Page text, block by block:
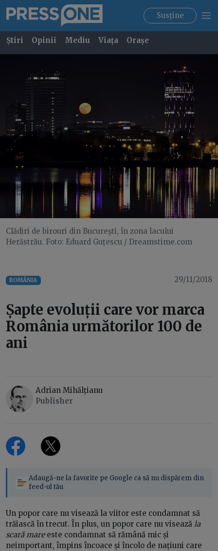
Susține
Știri Opinii Mediu Viața Orașe
Clădiri de birouri din București, în zona lacului
Herăstrău. Foto: Eduard Guțescu / Dreamstime.com
ROMÂNIA 29/11/2018
Șapte evoluții care vor marca
România următorilor 100 de
ani
Adrian Mihălțianu
Publisher
Adaugă-ne la favorite pe Google ca să nu dispărem din
feed-ul tău
Un popor care nu visează la viitor este condamnat să
trăiască în trecut. În plus, un popor care nu visează la
scară mareeste condamnat să rămână mic și
neimportant, împins încoace și încolo de națiuni care